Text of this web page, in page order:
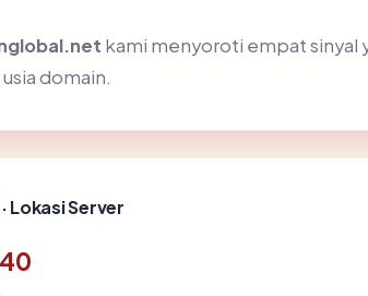
kami menyoroti empat sinyal
domain.
Lokasi Server